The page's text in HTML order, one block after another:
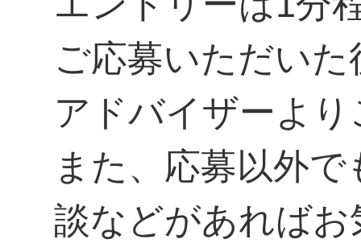
ご応募いただい
アドバイザーよ
また、応募以外
談などがあれば